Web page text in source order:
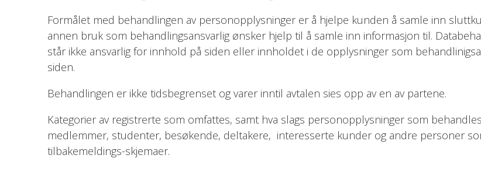
Formålet med behandlingen av personopplysninger er å hjelpe kunden å samle inn
annen bruk som behandlingsansvarlig ønsker hjelp til å samle inn informasjon til.
står ikke ansvarlig for innhold på siden eller innholdet i de opplysninger som
siden.
Behandlingen er ikke tidsbegrenset og varer inntil avtalen sies opp av en av partene.
Kategorier av registrerte som omfattes, samt hva slags personopplysninger som
medlemmer, studenter, besøkende, deltakere, interesserte kunder og andre personer
tilbakemeldings-skjemaer.